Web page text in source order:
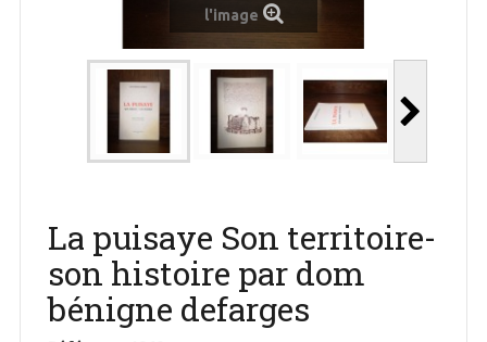
l'image
La puisaye Son territoire-
son histoire par dom
bénigne defarges